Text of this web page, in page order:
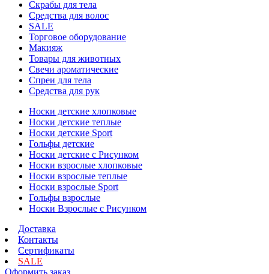
Скрабы для тела
Средства для волос
SALE
Торговое оборудование
Макияж
Товары для животных
Свечи ароматические
Спреи для тела
Средства для рук
Носки детские хлопковые
Носки детские теплые
Носки детские Sport
Гольфы детские
Носки детские с Рисунком
Носки взрослые хлопковые
Носки взрослые теплые
Носки взрослые Sport
Гольфы взрослые
Носки Взрослые с Рисунком
Доставка
Контакты
Сертификаты
SALE
Оформить заказ